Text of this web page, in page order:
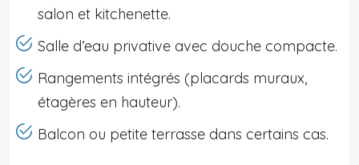
salon et kitchenette.
Salle d’eau privative avec douche compacte.
Rangements intégrés (placards muraux,
étagères en hauteur).
Balcon ou petite terrasse dans certains cas.